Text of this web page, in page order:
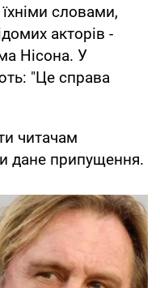
словами,
акторів -
Нісона. У
"Це справа
читачам
дане припущення.